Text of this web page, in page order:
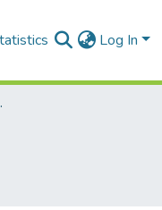
Log In
OF NLA